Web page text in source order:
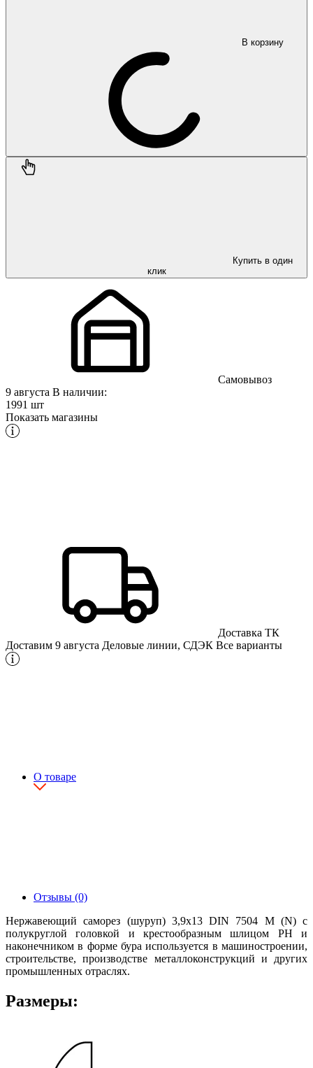
В корзину
Купить в один
клик
Самовывоз
9 августа В наличии:
1991 шт
Показать магазины
Доставка ТК
Доставим 9 августа Деловые линии, СДЭК Все варианты
О товаре
Отзывы (0)
Нержавеющий саморез (шуруп) 3,9х13 DIN 7504 M (N) с
полукруглой головкой и крестообразным шлицом PH и
наконечником в форме бура используется в машиностроении,
строительстве, производстве металлоконструкций и других
промышленных отраслях.
Размеры: